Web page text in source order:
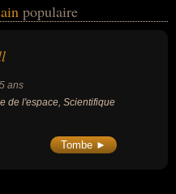
avoir des liens variés
de l'espace.
populaire
ans
de l'espace, Scientifique
Tombe ►